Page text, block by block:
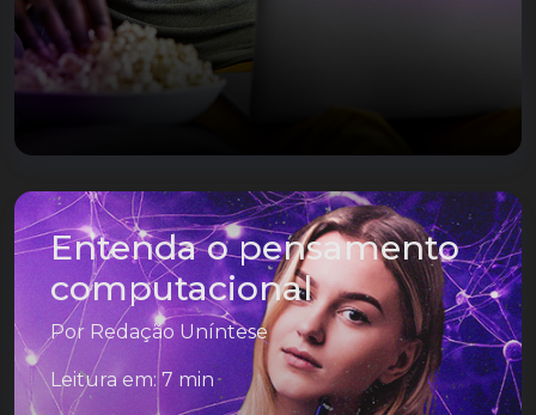
Entenda o pensamento
computacional
Por Redação Uníntese
Leitura em: 7 min